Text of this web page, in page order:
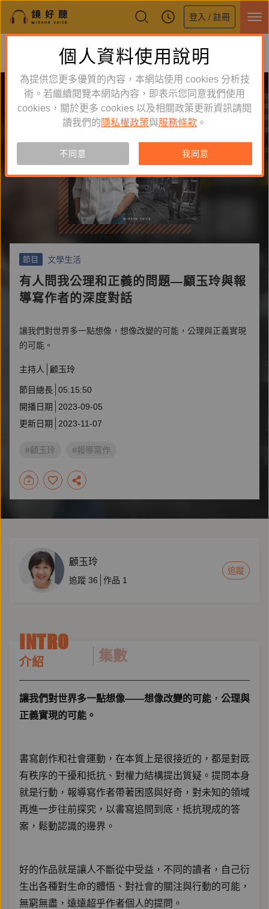
登入 / 註冊
鏡好聽全新APP上線
體驗全面升級，即刻下載
節目 文學生活
有人問我公理和正義的問題—顧玉玲與報
導寫作者的深度對話
讓我們對世界多一點想像，想像改變的可能，公理與正義實現
的可能。
主持人 顧玉玲
節目總長 05:15:50
開播日期
2023-09-05
更新日期
2023-11-07
#顧玉玲 #報導寫作
顧玉玲
追蹤 36 作品 1
追蹤
INTRO
介紹 集數
讓我們對世界多一點想像——想像改變的可能 ， 公理與
正義實現的可能。
書寫創作和社會運動，在本質上是很接近的，都是對既
有秩序的干擾和抵抗、對權力結構提出質疑。提問本身
就是行動，報導寫作者帶著困惑與好奇，對未知的領域
再進一步往前探究，以書寫追問到底，抵抗現成的答
案，鬆動認識的邊界。
好的作品就是讓人不斷從中受益，不同的讀者，自己衍
生出各種對生命的體悟、對社會的關注與行動的可能，
無窮無盡，遠遠超乎作者個人的提問。
個人資料使用說明
為提供您更多優質的內容，本網站使用 cookies 分析技
術。若繼續閱覽本網站內容，即表示您同意我們使用
cookies，關於更多 cookies 以及相關政策更新資訊請閱
讀我們的 隱私權政策與服務條款 。
不同意 我同意